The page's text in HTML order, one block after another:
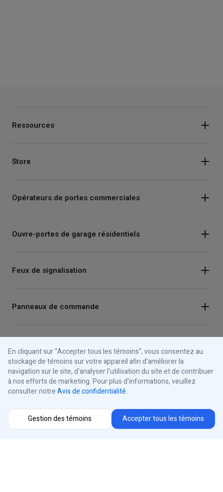
Ressources
Store
Opérateurs de portes commerciales
Ouvre-portes de garage résidentiels
Feux de signalisation
Panneaux de commande
Connectez-vous avec nous
Facebook
Sélecteur de région
En cliquant sur “Accepter tous les témoins“, vous consentez au
stockage de témoins sur votre appareil afin d'améliorer la
navigation sur le site, d'analyser l'utilisation du site et de contribuer
à nos efforts de marketing. Pour plus d'informations, veuillez
consulter notreAvis de confidentialité.
Gestion des témoins Accepter tous les témoins